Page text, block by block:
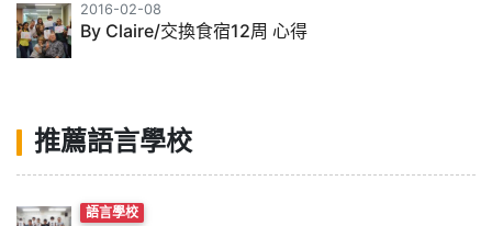
2016-02-08
By Claire/交換食宿12周 心得
推薦語言學校
語言學校